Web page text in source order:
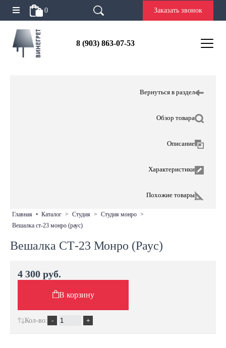
0 Заказать звонок
8 (903) 863-07-53
Вернуться в раздел
Обзор товара
Описание
Характеристики
Похожие товары
главная • каталог > студия > студия монро >
вешалка ст-23 монро (раус)
Вешалка СТ-23 Монро (Раус)
4 300 руб.
В корзину
Кол-во: